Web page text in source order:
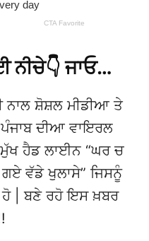
ਜਾਓ…
ਸ਼ੋਸ਼ਲ ਮੀਡੀਆ ਤੇ
ਦੀਆ ਵਾਇਰਲ
ਹੈਡ ਲਾਈਨ “ਘਰ ਚ
ਵੱਡੇ ਖੁਲਾਸੇ” ਜਿਸਨੂੰ
ਹੋ | ਬਣੇ ਰਹੋ ਇਸ ਖ਼ਬਰ